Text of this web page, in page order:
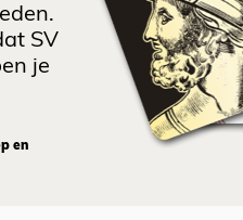
SV
je
en